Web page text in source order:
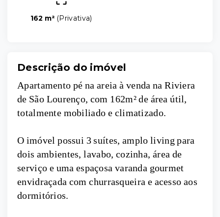
162 m² (Privativa)
Descrição do imóvel
Apartamento pé na areia à venda na Riviera
de São Lourenço, com 162m² de área útil,
totalmente mobiliado e climatizado.
O imóvel possui 3 suítes, amplo living para
dois ambientes, lavabo, cozinha, área de
serviço e uma espaçosa varanda gourmet
envidraçada com churrasqueira e acesso aos
dormitórios.